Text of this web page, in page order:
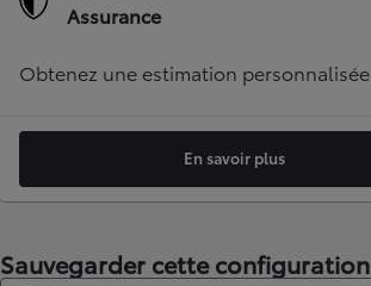
Assurance
Obtenez une estimation personnalisée
En savoir plus
Sauvegarder cette configuration